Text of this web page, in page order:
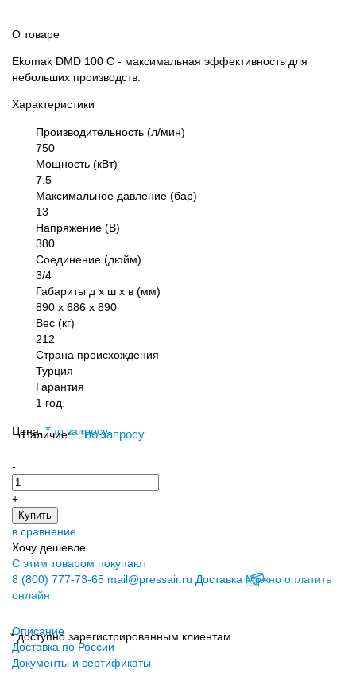
О товаре
Ekomak DMD 100 C - максимальная эффективность для
небольших производств.
Характеристики
Производительность (л/мин)
750
Мощность (кВт)
7.5
Максимальное давление (бар)
13
Напряжение (В)
380
Соединение (дюйм)
3/4
Габариты д х ш х в (мм)
890 х 686 х 890
Вес (кг)
212
Страна происхождения
Турция
Гарантия
1 год.
Цена: *по запросу
Наличие: *по запросу
-
+
Купить
в сравнение
Хочу дешевле
С этим товаром покупают
8 (800) 777-73-65 mail@pressair.ru Доставка Можно оплатить
онлайн
* доступно зарегистрированным клиентам
Описание
Доставка по России
Документы и сертификаты